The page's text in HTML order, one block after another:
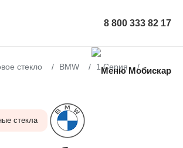
8 800 333 82 17
стекло BMW
1 Серия
стекла